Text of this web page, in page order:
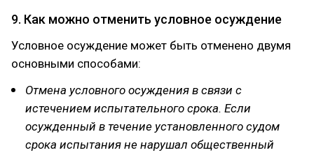
9. Как можно отменить условное осуждение
Условное осуждение может быть отменено двумя
основными способами:
Отмена условного осуждения в связи с
истечением испытательного срока. Если
осужденный в течение установленного судом
срока испытания не нарушал общественный